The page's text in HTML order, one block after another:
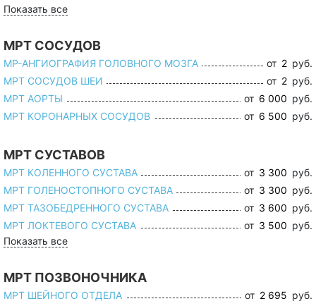
Показать все
МРТ СОСУДОВ
МР-АНГИОГРАФИЯ ГОЛОВНОГО МОЗГА от 2 руб.
МРТ СОСУДОВ ШЕИ
от 2 руб.
МРТ АОРТЫ
от 6 000 руб.
МРТ КОРОНАРНЫХ СОСУДОВ
от 6 500 руб.
МРТ СУСТАВОВ
МРТ КОЛЕННОГО СУСТАВА от 3 300 руб.
МРТ ГОЛЕНОСТОПНОГО СУСТАВА
от 3 300 руб.
МРТ ТАЗОБЕДРЕННОГО СУСТАВА
от 3 600 руб.
МРТ ЛОКТЕВОГО СУСТАВА
от 3 500 руб.
Показать все
МРТ ПОЗВОНОЧНИКА
МРТ ШЕЙНОГО ОТДЕЛА от 2 695 руб.